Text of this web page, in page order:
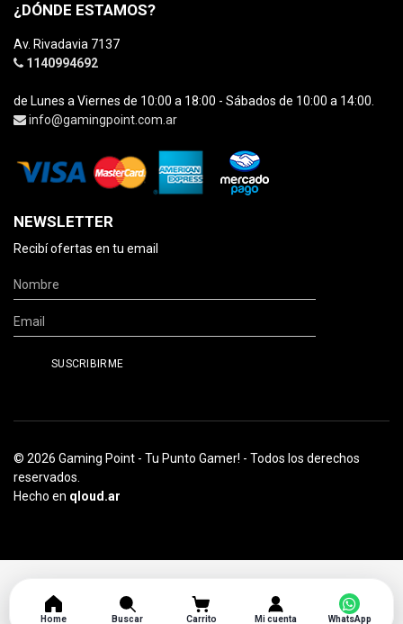
¿DÓNDE ESTAMOS?
Av. Rivadavia 7137
1140994692
de Lunes a Viernes de 10:00 a 18:00 - Sábados de 10:00 a 14:00.
info@gamingpoint.com.ar
NEWSLETTER
Recibí ofertas en tu email
© 2026 Gaming Point - Tu Punto Gamer! - Todos los derechos
reservados.
Hecho en qloud.ar
Home Buscar Carrito Mi cuenta